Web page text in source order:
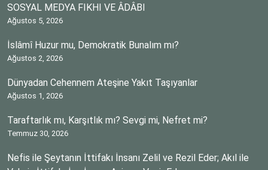
SOSYAL MEDYA FIKHI VE ÂDÂBI
Ağustos 5, 2026
İslâmî Huzur mu, Demokratik Bunalım mı?
Ağustos 2, 2026
Dünyadan Cehennem Ateşine Yakıt Taşıyanlar
Ağustos 1, 2026
Taraftarlık mı, Karşıtlık mı? Sevgi mi, Nefret mi?
Temmuz 30, 2026
Nefis ile Şeytanın İttifakı İnsanı Zelil ve Rezil Eder; Akıl ile